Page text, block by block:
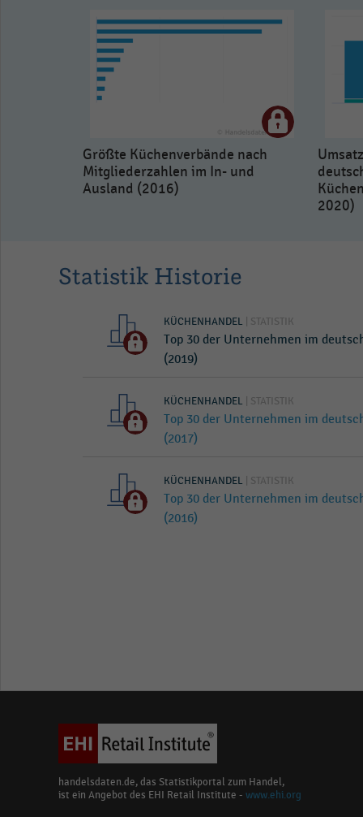
Größte Küchenverbände nach
Mitgliederzahlen im In- und
Ausland (2016)
2020)
Statistik Historie
KÜCHENHANDEL | STATISTIK
Top 30 der Unternehmen im
(2019)
KÜCHENHANDEL | STATISTIK
Top 30 der Unternehmen im
(2017)
KÜCHENHANDEL | STATISTIK
Top 30 der Unternehmen im
(2016)
handelsdaten.de, das Statistikportal zum Handel,
ist ein Angebot des EHI Retail Institute - www.ehi.org